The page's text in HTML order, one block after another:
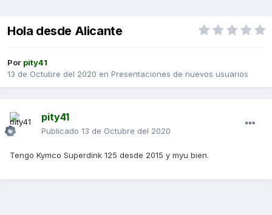
Hola desde Alicante
Por pity41
13 de Octubre del 2020 en Presentaciones de nuevos usuarios
pity41
Publicado 13 de Octubre del 2020
Tengo Kymco Superdink 125 desde 2015 y myu bien.